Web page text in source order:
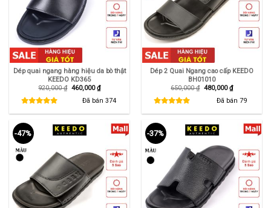
Dép quai ngang hàng hiệu da bò thật
KEEDO KD365
920,000₫ Giá
460,000₫Giá
hiện
tại
Đã bán 374
Dép 2 Quai Ngang cao cấp KEEDO
BH01010
650,000₫ Giá
480,000₫Giá
hiện
tại
Đã bán 79
-47% -37%